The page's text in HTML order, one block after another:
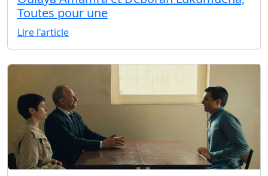
Toutes pour une
Lire l'article